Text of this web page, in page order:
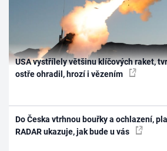
USA vystřílely většinu klíčových raket,
ostře ohradil, hrozí i vězením
Do Česka vtrhnou bouřky a ochlazení,
RADAR ukazuje, jak bude u vás